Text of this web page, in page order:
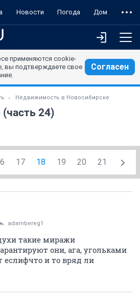
Новости Погода Дом
применяются cookie-
вы подтверждаете свое
Согласен
Недвижимость в Новосибирске
24)
17 18 19 20 21
adambereg1
такие миражи
они, ага, угольками
еслифчто и то вряд ли